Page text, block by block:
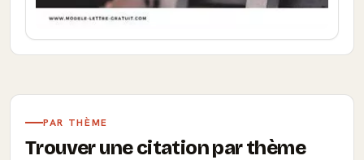
PAR THÈME
Trouver une citation par thème